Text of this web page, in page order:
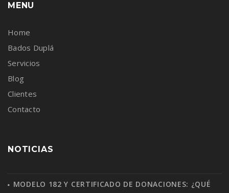
MENU
Home
Bados Duplá
Servicios
Blog
Clientes
Contacto
NOTICIAS
MODELO 182 Y CERTIFICADO DE DONACIONES: ¿QUÉ